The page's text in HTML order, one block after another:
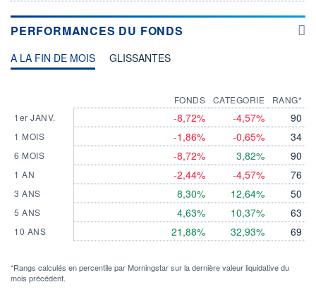
PERFORMANCES DU FONDS
A LA FIN DE MOIS GLISSANTES
1er JANV.
1 MOIS
6 MOIS
1 AN
3 ANS
5 ANS
10 ANS
FONDS
-8,72%
-1,86%
-8,72%
-2,44%
8,30%
4,63%
21,88%
CATEGORIE
-4,57%
-0,65%
3,82%
-4,57%
12,64%
10,37%
32,93%
RANG*
90
34
90
76
50
63
69
*Rangs calculés en percentile par Morningstar sur la dernière valeur liquidative du
mois précédent.